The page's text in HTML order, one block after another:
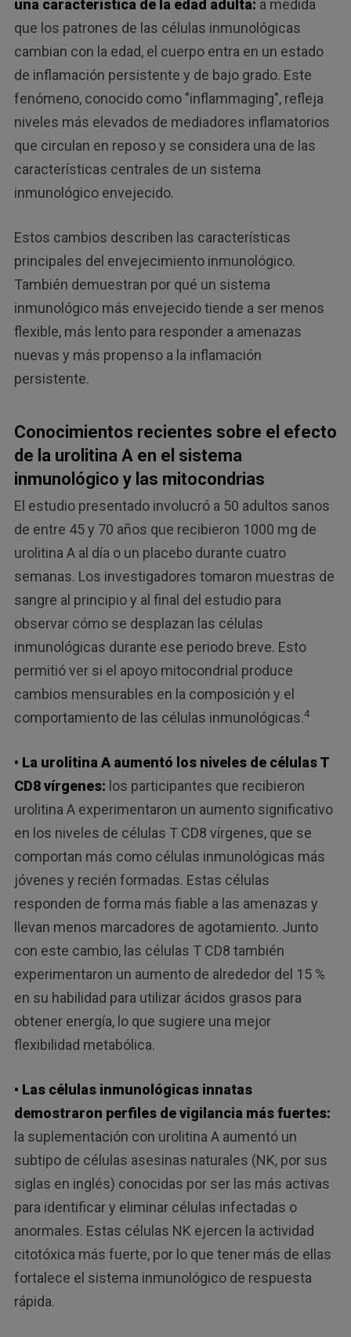
una característica de la edad adulta: a medida
que los patrones de las células inmunológicas
cambian con la edad, el cuerpo entra en un estado
de inflamación persistente y de bajo grado. Este
fenómeno, conocido como "inflammaging", refleja
niveles más elevados de mediadores inflamatorios
que circulan en reposo y se considera una de las
características centrales de un sistema
inmunológico envejecido.
Estos cambios describen las características
principales del envejecimiento inmunológico.
También demuestran por qué un sistema
inmunológico más envejecido tiende a ser menos
flexible, más lento para responder a amenazas
nuevas y más propenso a la inflamación
persistente.
Conocimientos recientes sobre el efecto
de la urolitina A en el sistema
inmunológico y las mitocondrias
El estudio presentado involucró a 50 adultos sanos
de entre 45 y 70 años que recibieron 1000 mg de
urolitina A al día o un placebo durante cuatro
semanas. Los investigadores tomaron muestras de
sangre al principio y al final del estudio para
observar cómo se desplazan las células
inmunológicas durante ese periodo breve. Esto
permitió ver si el apoyo mitocondrial produce
cambios mensurables en la composición y el
comportamiento de las células inmunológicas.4
• La urolitina A aumentó los niveles de células T
CD8 vírgenes: los participantes que recibieron
urolitina A experimentaron un aumento significativo
en los niveles de células T CD8 vírgenes, que se
comportan más como células inmunológicas más
jóvenes y recién formadas. Estas células
responden de forma más fiable a las amenazas y
llevan menos marcadores de agotamiento. Junto
con este cambio, las células T CD8 también
experimentaron un aumento de alrededor del 15 %
en su habilidad para utilizar ácidos grasos para
obtener energía, lo que sugiere una mejor
flexibilidad metabólica.
• Las células inmunológicas innatas
demostraron perfiles de vigilancia más fuertes:
la suplementación con urolitina A aumentó un
subtipo de células asesinas naturales (NK, por sus
siglas en inglés) conocidas por ser las más activas
para identificar y eliminar células infectadas o
anormales. Estas células NK ejercen la actividad
citotóxica más fuerte, por lo que tener más de ellas
fortalece el sistema inmunológico de respuesta
rápida.